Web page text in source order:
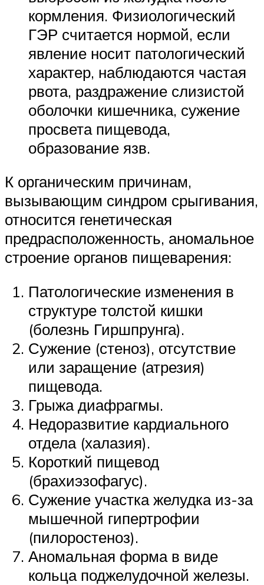
кормления. Физиологический
ГЭР считается нормой, если
явление носит патологический
характер, наблюдаются частая
рвота, раздражение слизистой
оболочки кишечника, сужение
просвета пищевода,
образование язв.
К органическим причинам,
вызывающим синдром срыгивания,
относится генетическая
предрасположенность, аномальное
строение органов пищеварения:
Патологические изменения в
структуре толстой кишки
(болезнь Гиршпрунга).
Сужение (стеноз), отсутствие
или заращение (атрезия)
пищевода.
Грыжа диафрагмы.
Недоразвитие кардиального
отдела (халазия).
Короткий пищевод
(брахиэзофагус).
Сужение участка желудка из-за
мышечной гипертрофии
(пилоростеноз).
Аномальная форма в виде
кольца поджелудочной железы.